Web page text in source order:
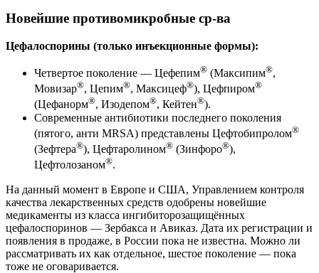
Новейшие противомикробные ср-ва
Цефалоспорины (только инъекционные формы):
Четвертое поколение — Цефепим® (Максипим®,
Мовизар®, Цепим®, Максицеф®), Цефпиром®
(Цефанорм®, Изодепом®, Кейтен®).
Современные антибиотики последнего поколения
(пятого, анти MRSA) представлены Цефтобипролом®
(Зефтера®), Цефтаролином® (Зинфоро®),
Цефтолозаном®.
На данный момент в Европе и США, Управлением контроля
качества лекарственных средств одобрены новейшие
медикаменты из класса ингибиторозащищённых
цефалоспоринов — Зербакса и Авиказ. Дата их регистрации и
появления в продаже, в России пока не известна. Можно ли
рассматривать их как отдельное, шестое поколение — пока
тоже не оговаривается.